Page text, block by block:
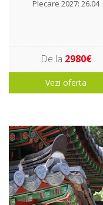
Plecare 2027: 26.04
De la 2980€
Vezi oferta